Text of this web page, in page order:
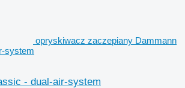
opryskiwacz zaczepiany Dammann
system
- dual-air-system